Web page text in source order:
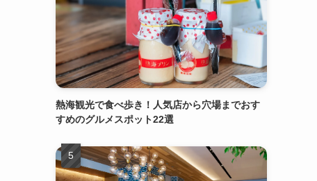
熱海観光で食べ歩き！人気店から穴場までおす
すめのグルメスポット22選